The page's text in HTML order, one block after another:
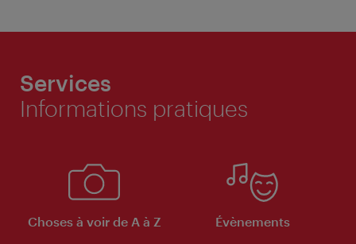
Services
Informations pratiques
Choses à voir de A à Z Évènements